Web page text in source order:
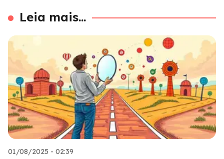
Leia mais...
01/08/2025 - 02:39